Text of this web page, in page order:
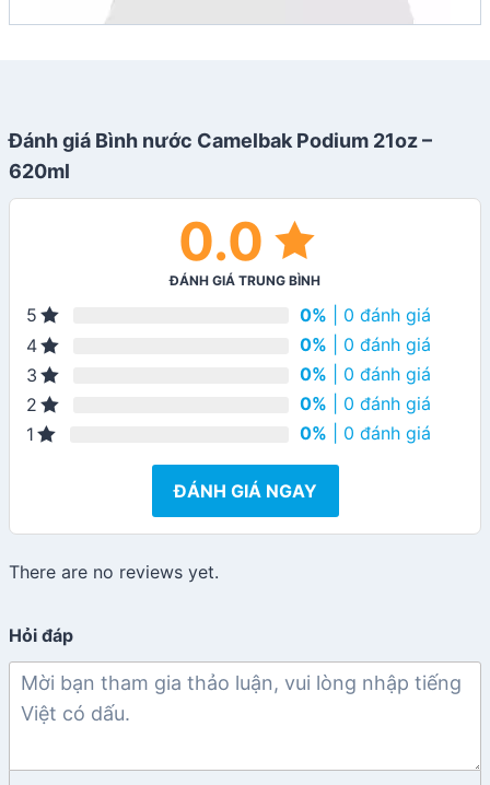
Đánh giá Bình nước Camelbak Podium 21oz –
620ml
0.0
ĐÁNH GIÁ TRUNG BÌNH
5 0% | 0 đánh giá
4
0% | 0 đánh giá
3
0% | 0 đánh giá
2
0% | 0 đánh giá
1
0% | 0 đánh giá
ĐÁNH GIÁ NGAY
There are no reviews yet.
Hỏi đáp